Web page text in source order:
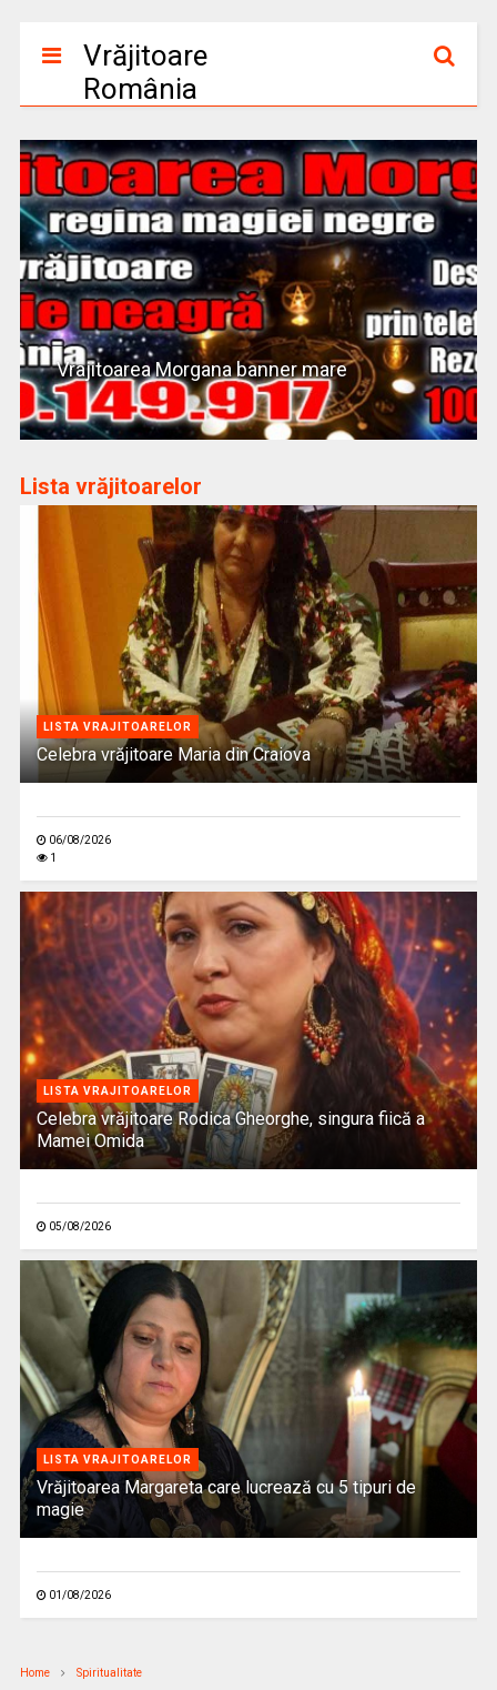
Vrăjitoare
România
Vrajitoarea Morgana banner mare
Lista vrăjitoarelor
LISTA VRAJITOARELOR
Celebra vrăjitoare Maria din Craiova
06/08/2026
1
LISTA VRAJITOARELOR
Celebra vrăjitoare Rodica Gheorghe, singura fiică a
Mamei Omida
05/08/2026
LISTA VRAJITOARELOR
Vrăjitoarea Margareta care lucrează cu 5 tipuri de
magie
01/08/2026
Home Spiritualitate